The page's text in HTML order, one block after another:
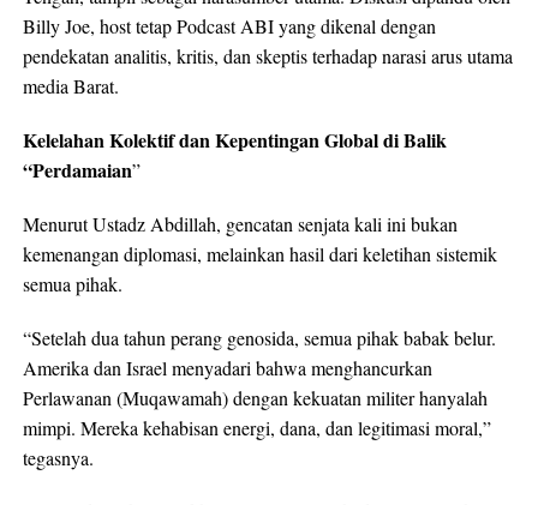
Billy Joe, host tetap Podcast ABI yang dikenal dengan
pendekatan analitis, kritis, dan skeptis terhadap narasi arus utama
media Barat.
Kelelahan Kolektif dan Kepentingan Global di Balik
“Perdamaian”
Menurut Ustadz Abdillah, gencatan senjata kali ini bukan
kemenangan diplomasi, melainkan hasil dari keletihan sistemik
semua pihak.
“Setelah dua tahun perang genosida, semua pihak babak belur.
Amerika dan Israel menyadari bahwa menghancurkan
Perlawanan (Muqawamah) dengan kekuatan militer hanyalah
mimpi. Mereka kehabisan energi, dana, dan legitimasi moral,”
tegasnya.